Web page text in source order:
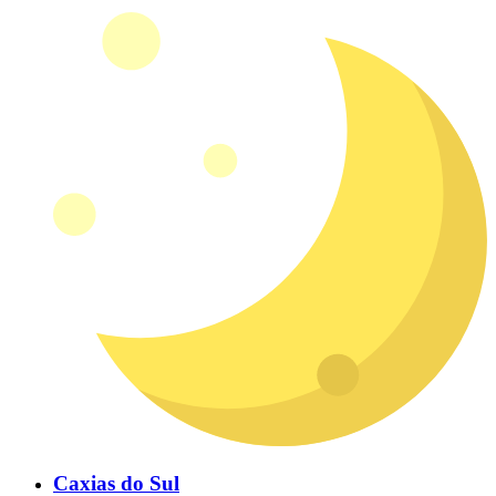
Caxias do Sul